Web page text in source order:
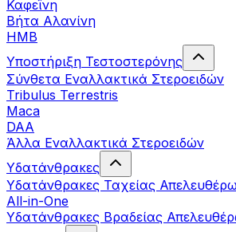
Καφεΐνη
Βήτα Αλανίνη
HMB
Υποστήριξη Τεστοστερόνης
Σύνθετα Εναλλακτικά Στεροειδών
Tribulus Terrestris
Maca
DAA
Άλλα Εναλλακτικά Στεροειδών
Υδατάνθρακες
Υδατάνθρακες Ταχείας
All-in-One
Υδατάνθρακες Βραδείας